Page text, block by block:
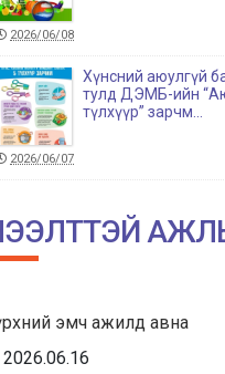
2026/06/08
Хүнсний аюулгүй
тулд ДЭМБ-ийн
түлхүүр” зарчм...
2026/06/07
ГАЗРЫН ТҮҮХТ 60
ХҮРЭЭНД ЗОХИОН
Халдвар
эмч ажилд авна
2026.06.16